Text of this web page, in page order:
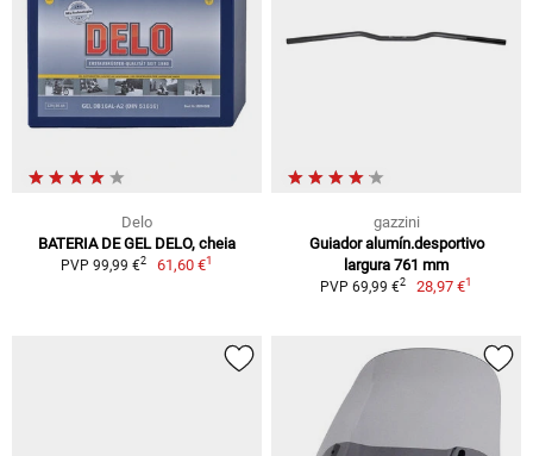
Delo
BATERIA DE GEL DELO, cheia
PVP 99,99 €2 61,60 €1
gazzini
Guiador alumín.desportivo
largura 761 mm
PVP 69,99 €2 28,97 €1